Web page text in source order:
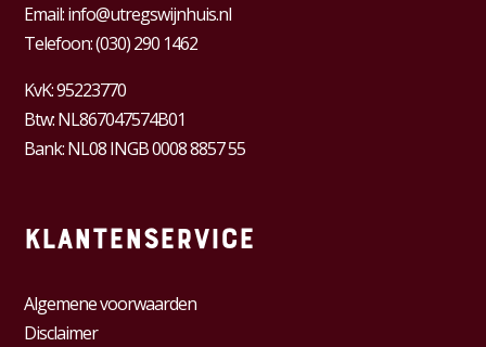
Email:info@utregswijnhuis.nl
Telefoon:(030) 290 1462
KvK:95223770
Btw:NL867047574B01
Bank: NL08 INGB 0008 8857 55
Klantenservice
Algemene voorwaarden
Disclaimer